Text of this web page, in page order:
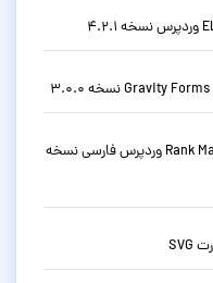
دانلود افزونه سئو حرفه ای رنک مث Rank Math Pro وردپرس فارسی نسخه